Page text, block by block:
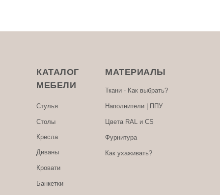
Ткани - Как выбрать?
Наполнители | ППУ
Цвета RAL и CS
Фурнитура
Как ухаживать?
МАТЕРИАЛЫ
Стулья
Кресла
Столы
Диваны
Кровати
Банкетки
КАТАЛОГ
МЕБЕЛИ